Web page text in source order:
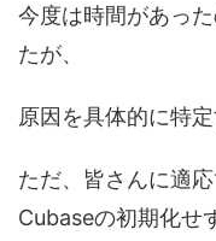
今度は時間があっ
たが、
原因を具体的に特
ただ、皆さんに適
Cubaseの初期化せ